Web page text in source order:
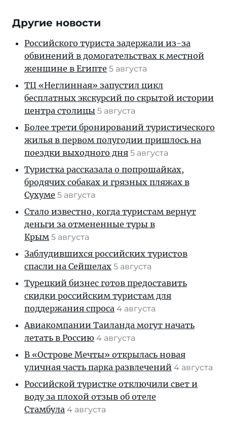
Другие новости
Российского туриста задержали из-за
обвинений в домогательствах к местной
женщине в Египте 5 августа
ТЦ «Неглинная» запустил цикл
бесплатных экскурсий по скрытой истории
центра столицы 5 августа
Более трети бронирований туристического
жилья в первом полугодии пришлось на
поездки выходного дня 5 августа
Туристка рассказала о попрошайках,
бродячих собаках и грязных пляжах в
Сухуме 5 августа
Стало известно, когда туристам вернут
деньги за отмененные туры в
Крым 5 августа
Заблудившихся российских туристов
спасли на Сейшелах 5 августа
Турецкий бизнес готов предоставить
скидки российским туристам для
поддержания спроса 4 августа
Авиакомпании Таиланда могут начать
летать в Россию 4 августа
В «Острове Мечты» открылась новая
уличная часть парка развлечений 4 августа
Российской туристке отключили свет и
воду за плохой отзыв об отеле
Стамбула 4 августа